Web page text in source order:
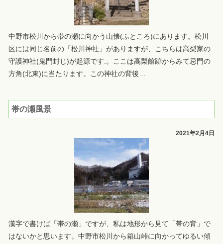
中野市松川から帯の瀬に向かう山懐(ふところ)にあります。松川
区には同じ名前の「松川神社」がありますが、こちらは高梨家の
守護神社(鬼門封じ)が起源です.。ここは高梨館跡からみて忌門の
方角(北東)に当たります。この神社の背後…
帯の瀬風景
2021年2月4日
漢字で書けば「帯の瀬」ですが、私は地形から見て「帯の背」で
はないかと思います。中野市松川から箱山峠に向かってゆるい傾